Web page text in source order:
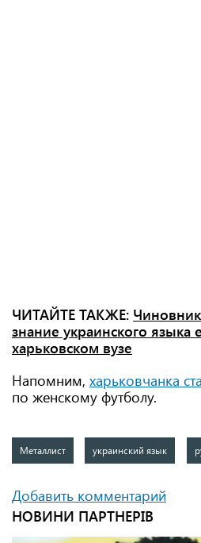
ЧИТАЙТЕ ТАКЖЕ:
знание украинского
харьковском вузе
Напомним, харьковчанка
по женскому футболу.
Металлист украинский язык
Добавить комментарий